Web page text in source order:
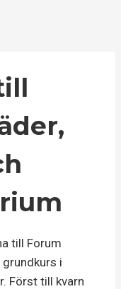
till Forum
i
Först till kvarn